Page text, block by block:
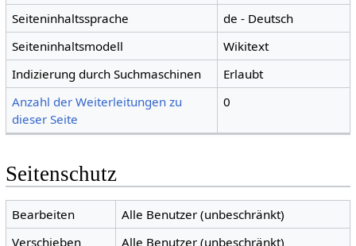
Seiteninhaltssprache
de - Deutsch
Seiteninhaltsmodell
Wikitext
Indizierung durch Suchmaschinen
Erlaubt
Anzahl der Weiterleitungen zu
dieser Seite
0
Seitenschutz
Bearbeiten
Alle Benutzer (unbeschränkt)
Verschieben
Alle Benutzer (unbeschränkt)